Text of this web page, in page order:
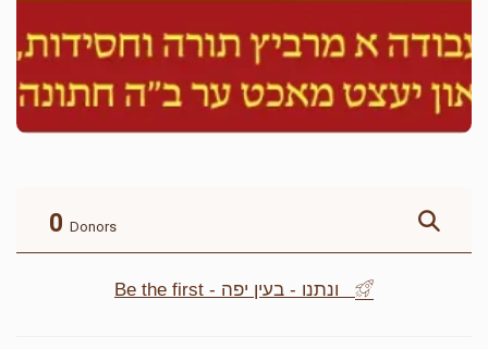
0 Donors